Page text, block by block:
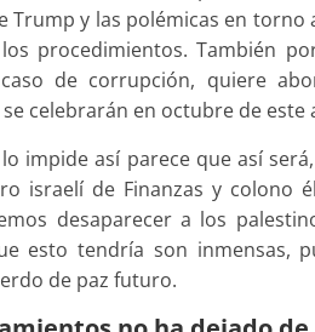
Trump y las polémicas en
procedimientos. También
de corrupción, quiere
celebrarán en octubre de
impide así parece que así
israelí de Finanzas y colono
desaparecer a los
esto tendría son inmensas,
de paz futuro.